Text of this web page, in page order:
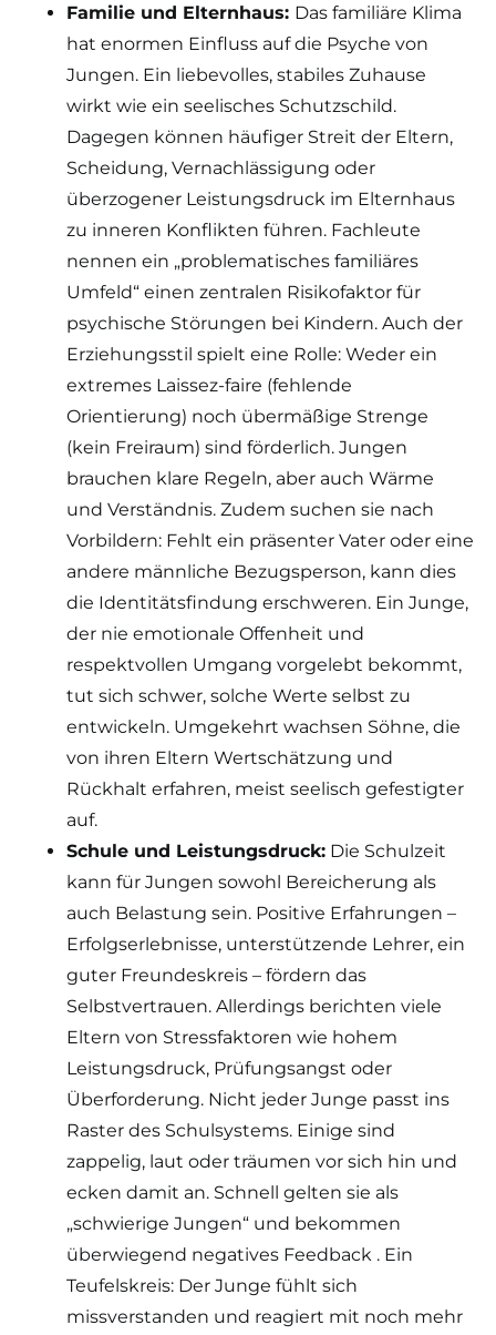
Familie und Elternhaus: Das familiäre Klima
hat enormen Einfluss auf die Psyche von
Jungen. Ein liebevolles, stabiles Zuhause
wirkt wie ein seelisches Schutzschild.
Dagegen können häufiger Streit der Eltern,
Scheidung, Vernachlässigung oder
überzogener Leistungsdruck im Elternhaus
zu inneren Konflikten führen. Fachleute
nennen ein „problematisches familiäres
Umfeld“ einen zentralen Risikofaktor für
psychische Störungen bei Kindern. Auch der
Erziehungsstil spielt eine Rolle: Weder ein
extremes Laissez-faire (fehlende
Orientierung) noch übermäßige Strenge
(kein Freiraum) sind förderlich. Jungen
brauchen klare Regeln, aber auch Wärme
und Verständnis. Zudem suchen sie nach
Vorbildern: Fehlt ein präsenter Vater oder eine
andere männliche Bezugsperson, kann dies
die Identitätsfindung erschweren. Ein Junge,
der nie emotionale Offenheit und
respektvollen Umgang vorgelebt bekommt,
tut sich schwer, solche Werte selbst zu
entwickeln. Umgekehrt wachsen Söhne, die
von ihren Eltern Wertschätzung und
Rückhalt erfahren, meist seelisch gefestigter
auf.
Schule und Leistungsdruck: Die Schulzeit
kann für Jungen sowohl Bereicherung als
auch Belastung sein. Positive Erfahrungen –
Erfolgserlebnisse, unterstützende Lehrer, ein
guter Freundeskreis – fördern das
Selbstvertrauen. Allerdings berichten viele
Eltern von Stressfaktoren wie hohem
Leistungsdruck, Prüfungsangst oder
Überforderung. Nicht jeder Junge passt ins
Raster des Schulsystems. Einige sind
zappelig, laut oder träumen vor sich hin und
ecken damit an. Schnell gelten sie als
„schwierige Jungen“ und bekommen
überwiegend negatives Feedback . Ein
Teufelskreis: Der Junge fühlt sich
missverstanden und reagiert mit noch mehr